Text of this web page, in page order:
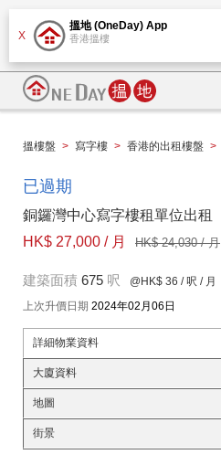
X
搵地 (OneDay) App
香港搵樓
搵樓盤 > 寫字樓 > 香港的出租樓盤 >
已過期
銅鑼灣中心寫字樓租單位出租
HK$ 27,000 / 月
HK$ 24,030 / 月
建築面積 675 呎 @HK$ 36 / 呎 / 月
上次升價日期 2024年02月06日
詳細物業資料
大廈資料
地圖
街景